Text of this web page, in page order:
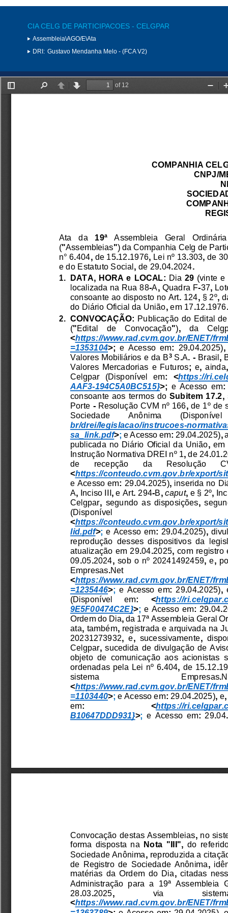
CIA CELG DE PARTICIPACOES - CELGPAR
Assembleia\AGO/E\Ata
DRI: Gustavo Mendanha Melo - (FCA V2)